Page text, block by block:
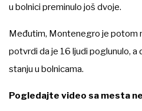
u bolnici preminulo još dvoje.
Međutim, Montenegro je potom
potvrdi da je 16 ljudi poglunulo, a
stanju u bolnicama.
Pogledajte video sa mesta